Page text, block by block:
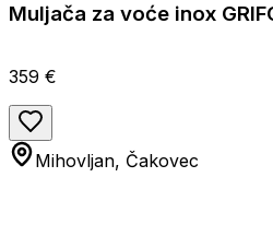
Muljača za voće inox
359 €
Mihovljan, Čakovec